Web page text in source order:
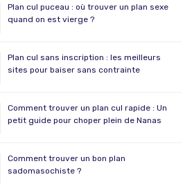
Plan cul puceau : où trouver un plan sexe
quand on est vierge ?
Plan cul sans inscription : les meilleurs
sites pour baiser sans contrainte
Comment trouver un plan cul rapide : Un
petit guide pour choper plein de Nanas
Comment trouver un bon plan
sadomasochiste ?